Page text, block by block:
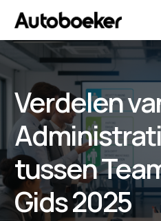
Verdelen
tussen
Gids 2025